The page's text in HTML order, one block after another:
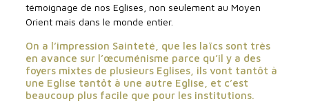
témoignage de nos Eglises, non seulement au Moyen
Orient mais dans le monde entier.
On a l’impression Sainteté, que les laïcs sont très
en avance sur l’œcuménisme parce qu’il y a des
foyers mixtes de plusieurs Eglises, ils vont tantôt à
une Eglise tantôt à une autre Eglise, et c’est
beaucoup plus facile que pour les institutions.